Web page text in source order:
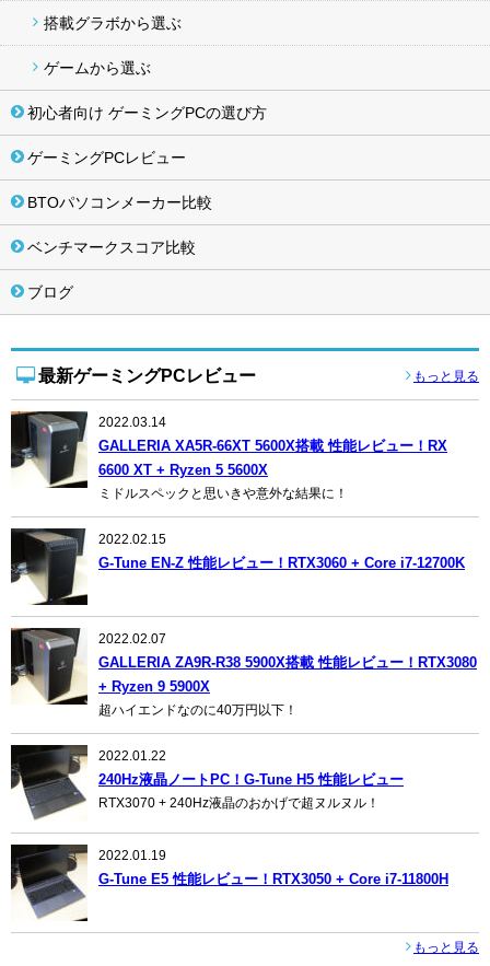
搭載グラボから選ぶ
ゲームから選ぶ
初心者向け ゲーミングPCの選び方
ゲーミングPCレビュー
BTOパソコンメーカー比較
ベンチマークスコア比較
ブログ
最新ゲーミングPCレビュー もっと見る
2022.03.14
GALLERIA XA5R-66XT 5600X搭載 性能レビュー！RX
6600 XT + Ryzen 5 5600X
ミドルスペックと思いきや意外な結果に！
2022.02.15
G-Tune EN-Z 性能レビュー！RTX3060 + Core i7-12700K
2022.02.07
GALLERIA ZA9R-R38 5900X搭載 性能レビュー！RTX3080
+ Ryzen 9 5900X
超ハイエンドなのに40万円以下！
2022.01.22
240Hz液晶ノートPC！G-Tune H5 性能レビュー
RTX3070 + 240Hz液晶のおかげで超ヌルヌル！
2022.01.19
G-Tune E5 性能レビュー！RTX3050 + Core i7-11800H
もっと見る